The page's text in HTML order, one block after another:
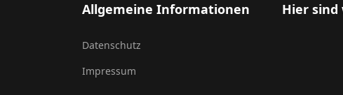
Allgemeine Informationen
Datenschutz
Impressum
Hier